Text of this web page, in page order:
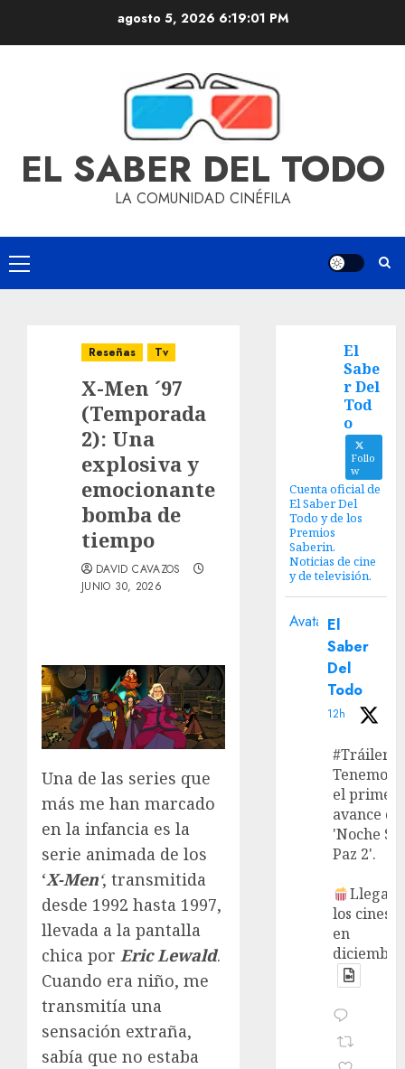
agosto 5, 2026 6:19:02 PM
EL SABER DEL TODO
LA COMUNIDAD CINÉFILA
Reseñas Tv
X-Men ´97
(Temporada
2): Una
explosiva y
emocionante
bomba de
tiempo
DAVID CAVAZOS
JUNIO 30, 2026
Una de las series que
más me han marcado
en la infancia es la
serie animada de los
‘X-Men‘, transmitida
desde 1992 hasta 1997,
llevada a la pantalla
chica por Eric Lewald.
Cuando era niño, me
transmitía una
sensación extraña,
sabía que no estaba
El
Sabe
r Del
Tod
o
Follo
w
Cuenta oficial de
El Saber Del
Todo y de los
Premios
Saberin.
Noticias de cine
y de televisión.
Avatar El
Saber
Del
Todo
12h
#Tráiler
Tenemos
el primer
avance de
'Noche
Paz 2'.
Llega a
los cines
en